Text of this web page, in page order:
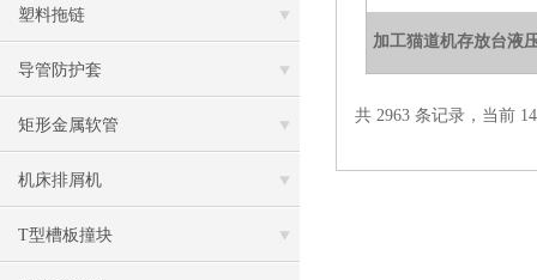
塑料拖链
导管防护套
矩形金属软管
机床排屑机
T型槽板撞块
加工猫道机存放台液
共 2963 条记录，当前